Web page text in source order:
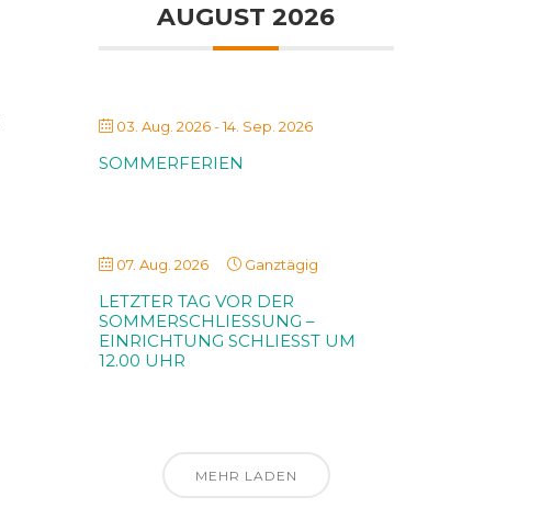
AUGUST 2026
03. Aug. 2026- 14. Sep. 2026
SOMMERFERIEN
07. Aug. 2026 Ganztägig
LETZTER TAG VOR DER
SOMMERSCHLIESSUNG – E
INRICHTUNG SCHLIESST UM 12
.00 UHR
MEHR LADEN